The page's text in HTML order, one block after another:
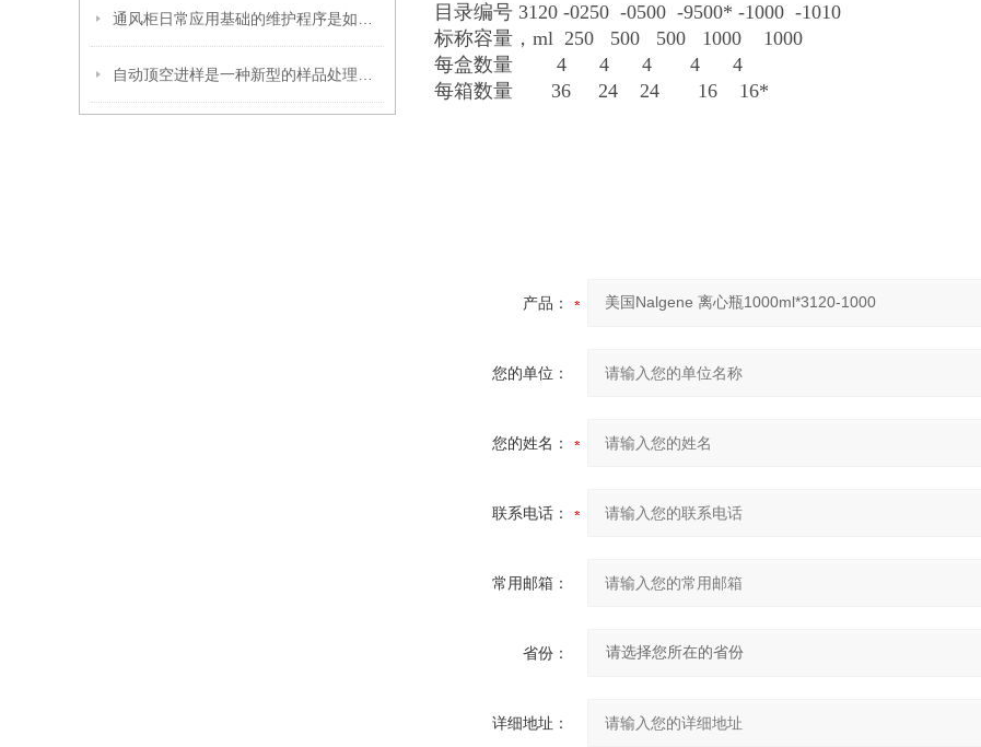
目录编号 3120 -0250 -0500 -9500* -1000 -1010
标称容量，ml 250 500 500 1000 1000
每盒数量 4 4 4 4 4
每箱数量 36 24 24 16 16*
产品：
您的单位：
您的姓名：
联系电话：
常用邮箱：
省份：
详细地址：